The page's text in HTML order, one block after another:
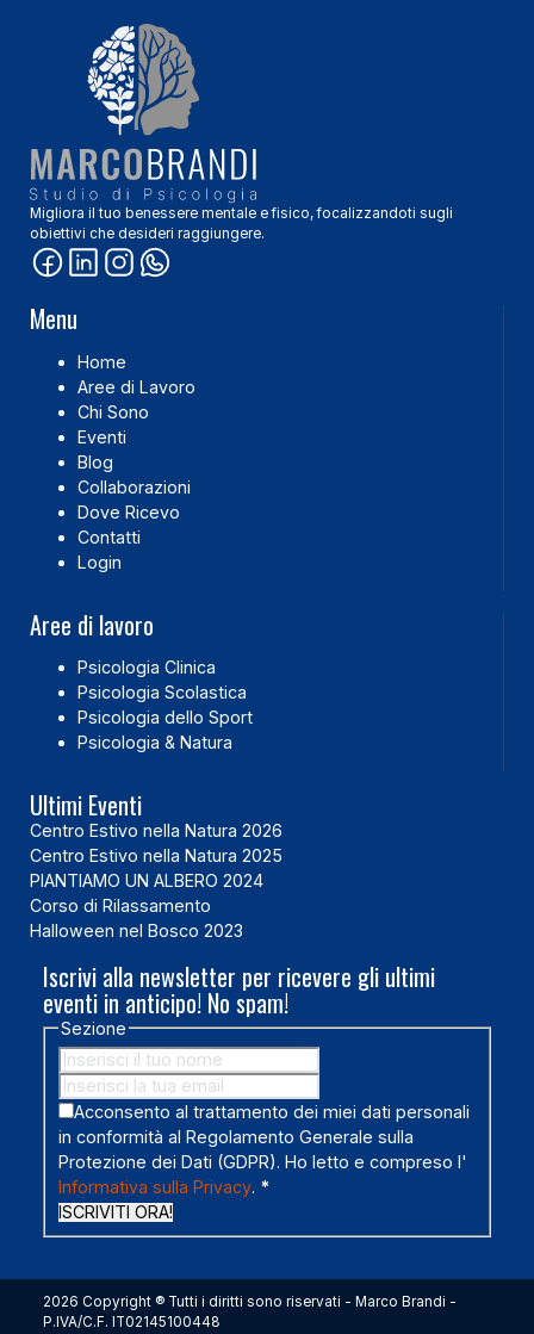
Migliora il tuo benessere mentale e fisico, focalizzandoti sugli
obiettivi che desideri raggiungere.
Menu
Home
Aree di Lavoro
Chi Sono
Eventi
Blog
Collaborazioni
Dove Ricevo
Contatti
Login
Aree di lavoro
Psicologia Clinica
Psicologia Scolastica
Psicologia dello Sport
Psicologia & Natura
Ultimi Eventi
Centro Estivo nella Natura 2026
Centro Estivo nella Natura 2025
PIANTIAMO UN ALBERO 2024
Corso di Rilassamento
Halloween nel Bosco 2023
Iscrivi alla newsletter per ricevere gli ultimi
eventi in anticipo! No spam!
Sezione
Acconsento al trattamento dei miei dati personali
in conformità al Regolamento Generale sulla
Protezione dei Dati (GDPR). Ho letto e compreso l'
Informativa sulla Privacy. *
ISCRIVITI ORA!
2026 Copyright ® Tutti i diritti sono riservati - Marco Brandi -
P.IVA/C.F. IT02145100448